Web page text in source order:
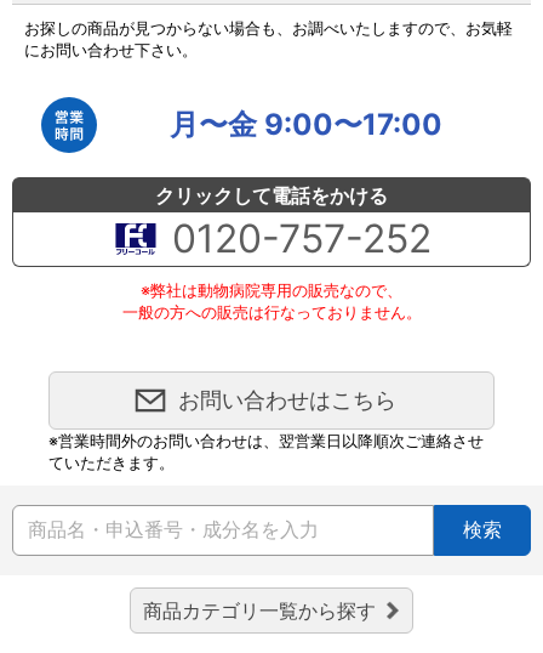
お探しの商品が見つからない場合も、お調べいたしますので、お気軽
にお問い合わせ下さい。
月〜金 9:00〜17:00
クリックして電話をかける
0120-757-252
※弊社は動物病院専用の販売なので、
一般の方への販売は行なっておりません。
お問い合わせはこちら
※営業時間外のお問い合わせは、翌営業日以降順次ご連絡させ
ていただきます。
検索
商品カテゴリ一覧から探す